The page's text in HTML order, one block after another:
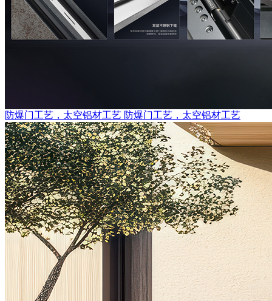
防爆门工艺，太空铝材工艺 防爆门工艺，太空铝材工艺